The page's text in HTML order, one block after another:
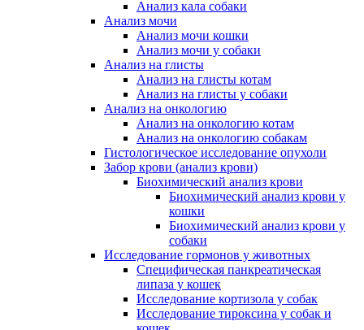
Анализ кала собаки
Анализ мочи
Анализ мочи кошки
Анализ мочи у собаки
Анализ на глисты
Анализ на глисты котам
Анализ на глисты у собаки
Анализ на онкологию
Анализ на онкологию котам
Анализ на онкологию собакам
Гистологическое исследование опухоли
Забор крови (анализ крови)
Биохимический анализ крови
Биохимический анализ крови у
кошки
Биохимический анализ крови у
собаки
Исследование гормонов у животных
Специфическая панкреатическая
липаза у кошек
Исследование кортизола у собак
Исследование тироксина у собак и